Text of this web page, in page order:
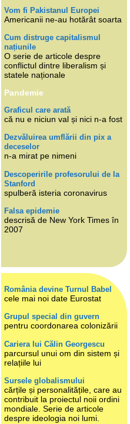
Vom fi Pakistanul Europei
Americanii ne-au hotărât soarta
Cum distruge capitalismul
națiunile
O serie de articole despre
conflictul dintre liberalism și
statele naționale
Pandemie
Graficul care arată
că nu e niciun val și nici n-a fost
Dezvăluirea umflării din pix a
deceselor
n-a mirat pe nimeni
Descoperirile profesorului de la
Stanford
spulberă isteria coronavirus
Falsa epidemie
descrisă de New York Times în
2007
România devine Turnul Babel
cele mai noi date Eurostat
Grupul special din guvern
pentru coordonarea colonizării
Cariera lui Călin Georgescu
parcursul unui om din sistem și
relațiile lui
Sursele globalismului
cărțile și personalitățile, care au
contribuit la proiectul noii ordini
mondiale. Serie de articole
despre ideologia noi lumi.